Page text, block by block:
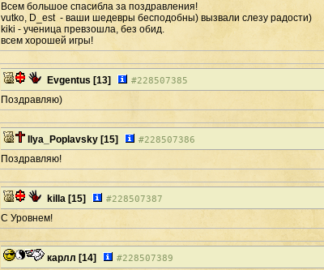
Всем большое спасибла за поздравления!
vutko, D_est - ваши шедевры бесподобны) вызвали слезу радости)
kiki - ученица превзошла, без обид.
всем хорошей игры!
Evgentus [13] #228507385
Поздравляю)
Ilya_Poplavsky [15] #228507386
Поздравляю!
killa [15] #228507387
С Уровнем!
карлл [14] #228507389